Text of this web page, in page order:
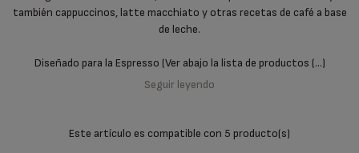
también cappuccinos, latte macchiato y otras recetas de café a base
de leche.
Diseñado para la Espresso (Ver abajo la lista de productos (...)
Seguir leyendo
Este artículo es compatible con 5 producto(s)